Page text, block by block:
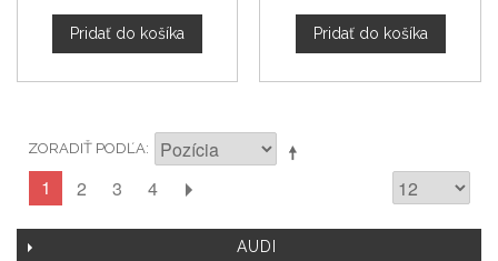
Pridať do košíka Pridať do košíka
ZORADIŤ PODĽA
1 2 3 4
AUDI